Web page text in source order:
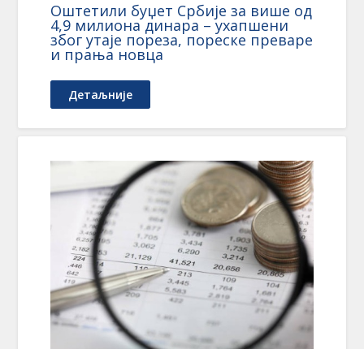
Оштетили буџет Србије за више од
4,9 милиона динара – ухапшени
због утаје пореза, пореске преваре
и прања новца
Детаљније